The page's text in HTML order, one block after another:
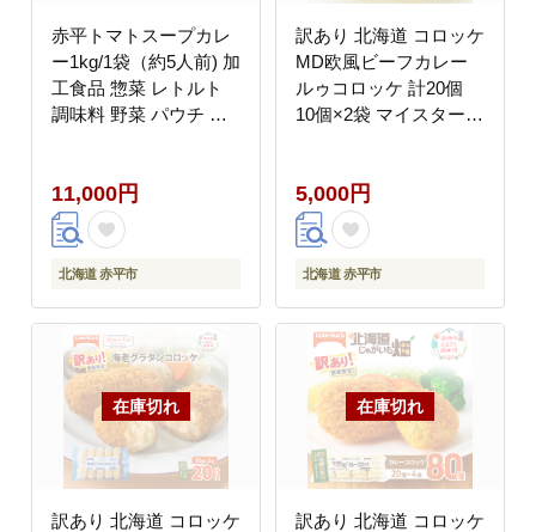
赤平トマトスープカレ
ー1kg/1袋（約5人前) 加
工食品 惣菜 レトルト
調味料 野菜 パウチ 簡
道 赤平市
11,000円
北海道 赤平市
訳あり 北海道 コロッケ
MD欧風ビーフカレー
ルゥコロッケ 計20個
10個×2袋 マイスターデ
ット グルメ 大容量 最
短3日 7日出荷
5,000円
北海道 赤平市
訳あり 北海道 コロッケ
訳あり 北海道 コロッケ